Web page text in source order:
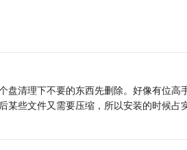
盘清理下不要的东西先删除。好像有位高
某些文件又需要压缩，所以安装的时候